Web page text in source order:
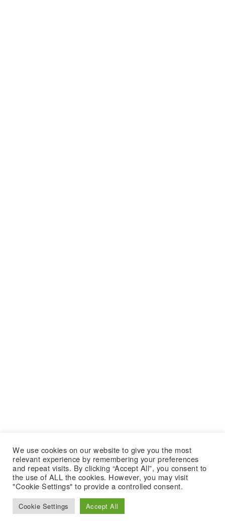
We use cookies on our website to give you the most
relevant experience by remembering your preferences
and repeat visits. By clicking “Accept All”, you consent to
the use of ALL the cookies. However, you may visit
"Cookie Settings" to provide a controlled consent.
Cookie Settings Accept All